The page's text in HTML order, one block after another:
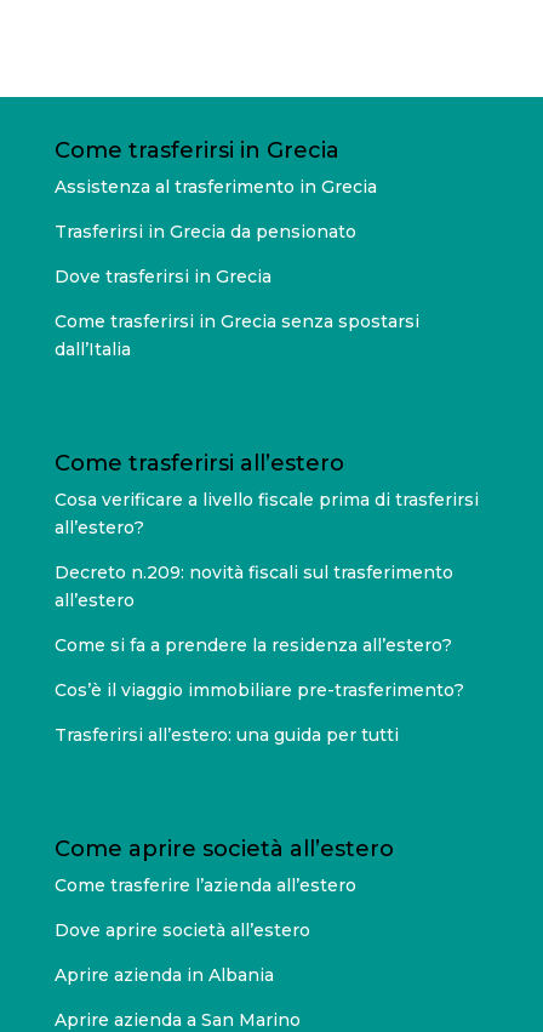
Come trasferirsi in Grecia
Assistenza al trasferimento in Grecia
Trasferirsi in Grecia da pensionato
Dove trasferirsi in Grecia
Come trasferirsi in Grecia senza spostarsi
dall’Italia
Come trasferirsi all’estero
Cosa verificare a livello fiscale prima di trasferirsi
all’estero?
Decreto n.209: novità fiscali sul trasferimento
all’estero
Come si fa a prendere la residenza all’estero?
Cos’è il viaggio immobiliare pre-trasferimento?
Trasferirsi all’estero: una guida per tutti
Come aprire società all’estero
Come trasferire l’azienda all’estero
Dove aprire società all’estero
Aprire azienda in Albania
Aprire azienda a San Marino